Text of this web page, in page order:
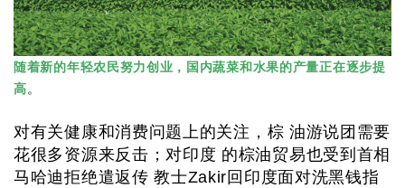
随着新的年轻农民努力创业，国内蔬菜和水果的产量正在逐步提
高。
对有关健康和消费问题上的关注，棕 油游说团需要
花很多资源来反击；对印度 的棕油贸易也受到首相
马哈迪拒绝遣返传 教士Zakir回印度面对洗黑钱指